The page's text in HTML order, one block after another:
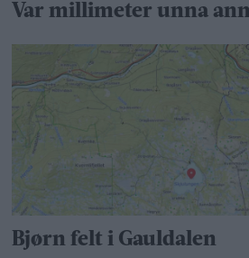
Var millimeter unna
Bjørn felt i Gauldalen